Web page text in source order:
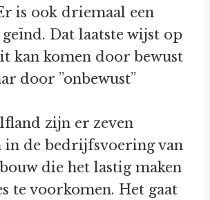
is ook driemaal een
Dat laatste wijst op
kan komen door bewust
door ”onbewust”
zijn er zeven
in de bedrijfsvoering van
die het lastig maken
te voorkomen. Het gaat